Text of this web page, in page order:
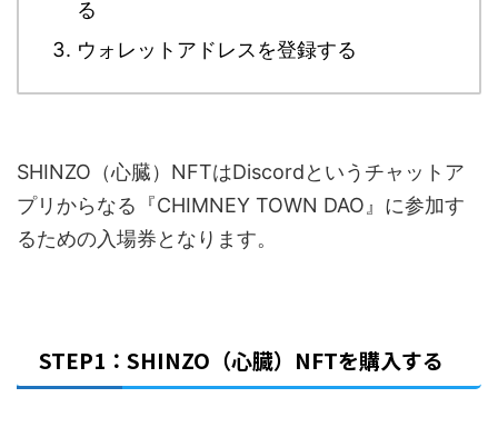
る
ウォレットアドレスを登録する
SHINZO（心臓）NFTはDiscordというチャットア
プリからなる『CHIMNEY TOWN DAO』に参加す
るための入場券となります。
STEP1：SHINZO（心臓）NFTを購入する